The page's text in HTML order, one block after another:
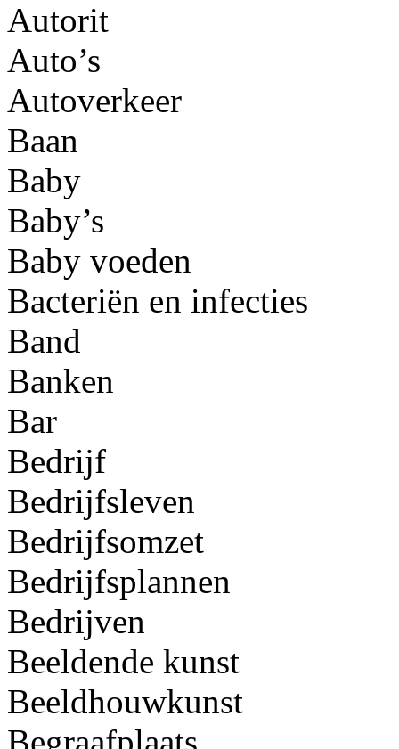
Autorit
Auto’s
Autoverkeer
Baan
Baby
Baby’s
Baby voeden
Bacteriën en infecties
Band
Banken
Bar
Bedrijf
Bedrijfsleven
Bedrijfsomzet
Bedrijfsplannen
Bedrijven
Beeldende kunst
Beeldhouwkunst